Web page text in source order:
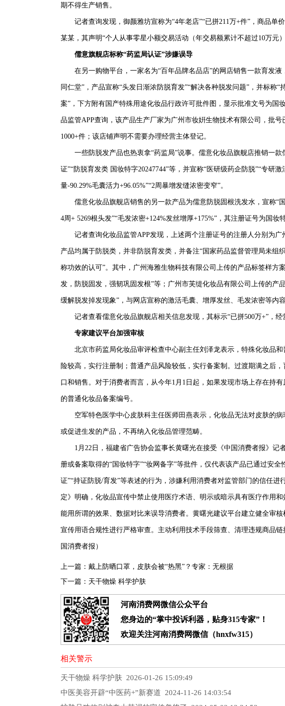
期不得生产销售。
记者查询发现，御颜雅坊宣称为“4年老店”“已拼211万+件”，商品单
某某，其声明“个人从事零星小额交易活动（年交易额累计不超过10万元
儒意旗舰店标称“药监局认证”涉嫌误导
在另一购物平台，一家名为“百年品牌名品店”的网店销售一款育发液
同仁堂”，产品宣称“头发日渐浓防脱育发”“解决各种脱发问题”，并标称
案”，下方附有国产特殊用途化妆品行政许可批件图，显示批准文号为国
品监管APP查询，该产品生产厂家为广州市妆姸生物技术有限公司，批
1000+件；该店铺声明不需要办理经营主体登记。
一些防脱发产品也热衷拿“药监局”说事。儒意化妆品旗舰店推销一款
证”“防脱育发类 国妆特字20247744”等，并宣称“医研级药企防脱”“专研
量-90.29%毛囊活力+96.05%”“2周暴增发缝浓密变窄”。
儒意化妆品旗舰店销售的另一款产品为儒意防脱固根洗发水，宣称“
4周+ 5269根头发”“毛发浓密+124%发丝增厚+175%”，其注册证号为国妆特
记者查询化妆品监管APP发现，上述两个注册证号的注册人分别为广
产品均属于防脱类，并非防脱育发类，并备注“国家药品监督管理局未组
称功效的认可”。其中，广州海雅生物科技有限公司上传的产品标签样方
发，防脱固发，强韧巩固发根”等；广州市芙缇化妆品有限公司上传的产
缓解脱发掉发现象”，与网店宣称的激活毛囊、增厚发丝、毛发浓密等内容
记者查看儒意化妆品旗舰店相关信息发现，其标示“已拼500万+”，经
专家建议平台加强审核
北京市药监局化妆品审评检查中心副主任刘泽龙表示，特殊化妆品和
险较高，实行注册制；普通产品风险较低，实行备案制。过渡期满之后
口和销售。对于消费者而言，从今年1月1日起，如果发现市场上存在持
的普通化妆品备案编号。
空军特色医学中心皮肤科主任医师田燕表示，化妆品无法对皮肤的病
或促进生发的产品，不再纳入化妆品管理范畴。
1月22日，福建省广告协会监事长黄曙光在接受《中国消费者报》记
册或备案取得的“国妆特字”“妆网备字”等批件，仅代表该产品已通过安
证”“持证防脱/育发”等表述的行为，涉嫌利用消费者对监管部门的信任
定》明确，化妆品宣传中禁止使用医疗术语、明示或暗示具有医疗作用
能用所谓的效果、数据对比来误导消费者。黄曙光建议平台建立健全审
宣传用语合规性进行严格审查。主动利用技术手段筛查、清理违规商品
国消费者报）
上一篇： 戴上防晒口罩，皮肤会被“热黑”？专家：无根据
下一篇： 天干物燥 科学护肤
河南消费网微信公众平台
您身边的“掌中投诉利器，贴身315专家”！
欢迎关注河南消费网微信（hnxfw315）
相关警示
天干物燥 科学护肤 2026-01-26 15:09:49
中医美容开辟“中医药+”新赛道 2024-11-26 14:03:54